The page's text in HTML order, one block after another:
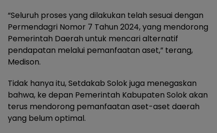
“Seluruh proses yang dilakukan telah sesuai dengan
Permendagri Nomor 7 Tahun 2024, yang mendorong
Pemerintah Daerah untuk mencari alternatif
pendapatan melalui pemanfaatan aset,” terang,
Medison.
Tidak hanya itu, Setdakab Solok juga menegaskan
bahwa, ke depan Pemerintah Kabupaten Solok akan
terus mendorong pemanfaatan aset-aset daerah
yang belum optimal.